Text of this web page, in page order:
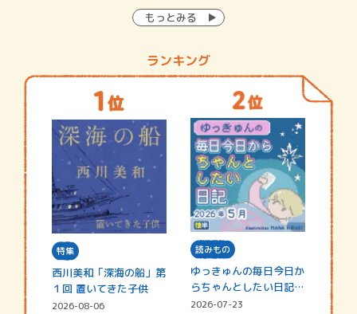
もっとみる
ランキング
特集
西川美和「深海の船」第
１回 置いてきた子供
2026-08-06
読みもの
ゆっきゅんの毎日今日か
らちゃんとしたい日記
☆202…
2026-07-23